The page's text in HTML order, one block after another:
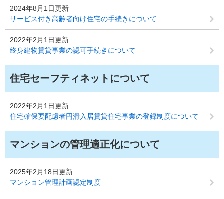
2024年8月1日更新
サービス付き高齢者向け住宅の手続きについて
2022年2月1日更新
終身建物賃貸事業の認可手続きについて
住宅セーフティネットについて
2022年2月1日更新
住宅確保要配慮者円滑入居賃貸住宅事業の登録制度について
マンションの管理適正化について
2025年2月18日更新
マンション管理計画認定制度